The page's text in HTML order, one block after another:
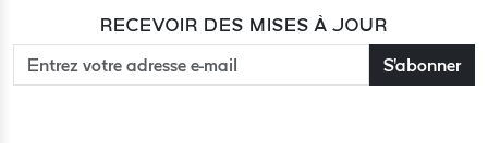
RECEVOIR DES MISES À JOUR
S'abonner